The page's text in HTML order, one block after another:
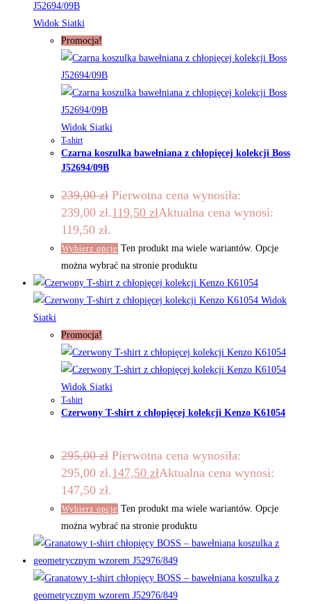
Widok Siatki
Promocja!
Widok Siatki
T-shirt
Czarna koszulka bawełniana z chłopięcej kolekcji Boss
J52694/09B
239,00zł Pierwotna cena wynosiła:
239,00 zł.119,50 złAktualna cena wynosi:
119,50 zł.
Wybierz opcje Ten produkt ma wiele wariantów. Opcje
można wybrać na stronie produktu
Widok
Siatki
Promocja!
Widok Siatki
T-shirt
Czerwony T-shirt z chłopięcej kolekcji Kenzo K61054
295,00zł Pierwotna cena wynosiła:
295,00 zł.147,50 złAktualna cena wynosi:
147,50 zł.
Wybierz opcje Ten produkt ma wiele wariantów. Opcje
można wybrać na stronie produktu